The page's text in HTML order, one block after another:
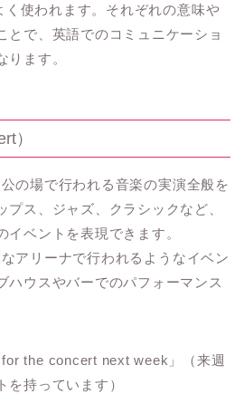
く使われます。それぞれの意味や
とで、英語でのコミュニケーショ
ります。
）
の場で行われる音楽の実演全般を
プス、ジャズ、クラシックなど、
イベントを表現できます。
アリーナで行われるようなイベン
ハウスやバーでのパフォーマンス
the concert next week」（来週
持っています）